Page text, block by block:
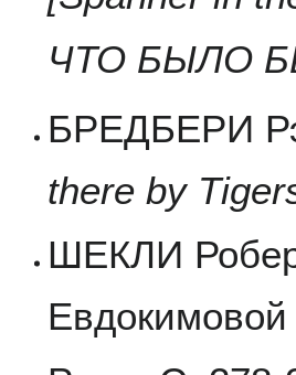
ЧТО БЫЛО
БРЕДБЕРИ
there by
ШЕКЛИ
Евдокимовой